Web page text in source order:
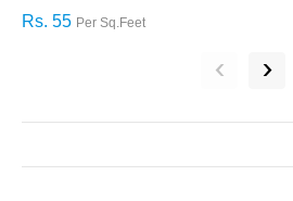
Rs. 55 Per Sq.Feet
‹ ›